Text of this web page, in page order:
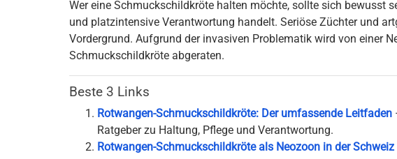
Wer eine Schmuckschildkröte halten möchte, sollte sich bewusst
und platzintensive Verantwortung handelt. Seriöse Züchter und
Vordergrund. Aufgrund der invasiven Problematik wird von einer
Schmuckschildkröte abgeraten.
Beste 3 Links
Rotwangen-Schmuckschildkröte: Der umfassende Leitfaden
Ratgeber zu Haltung, Pflege und Verantwortung.
Rotwangen-Schmuckschildkröte als Neozoon in der Schweiz